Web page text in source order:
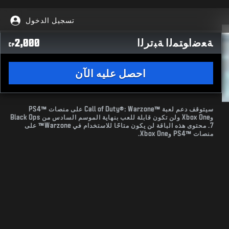
تسجيل الدخول
ﺔﻌﺿﺍﻮﺘﻤﻟﺍ ﺔﺒﺗﺮﻟﺍ 2,000
CP
احصل عليه الآن
سيتوقف دعم لعبة Call of Duty®: Warzone™‎ على منصات PS4™‎
وXbox One ولن تكون قابلة للعب بنهاية الموسم السادس من Black Ops
7. محتوى هذه الباقة لن يكون متاحًا للاستخدام في Warzone™ على
منصات PS4™‎ وXbox One.